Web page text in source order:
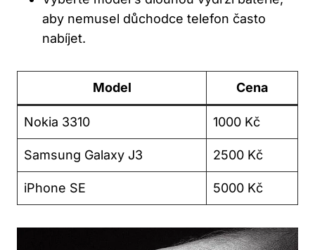
aby nemusel důchodce telefon často
nabíjet.
Model Cena
Nokia 3310 1000 Kč
Samsung Galaxy J3 2500 Kč
iPhone SE 5000 Kč